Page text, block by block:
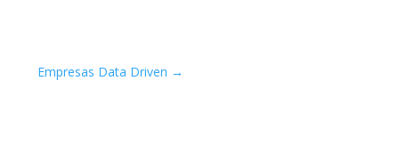
Empresas Data Driven →